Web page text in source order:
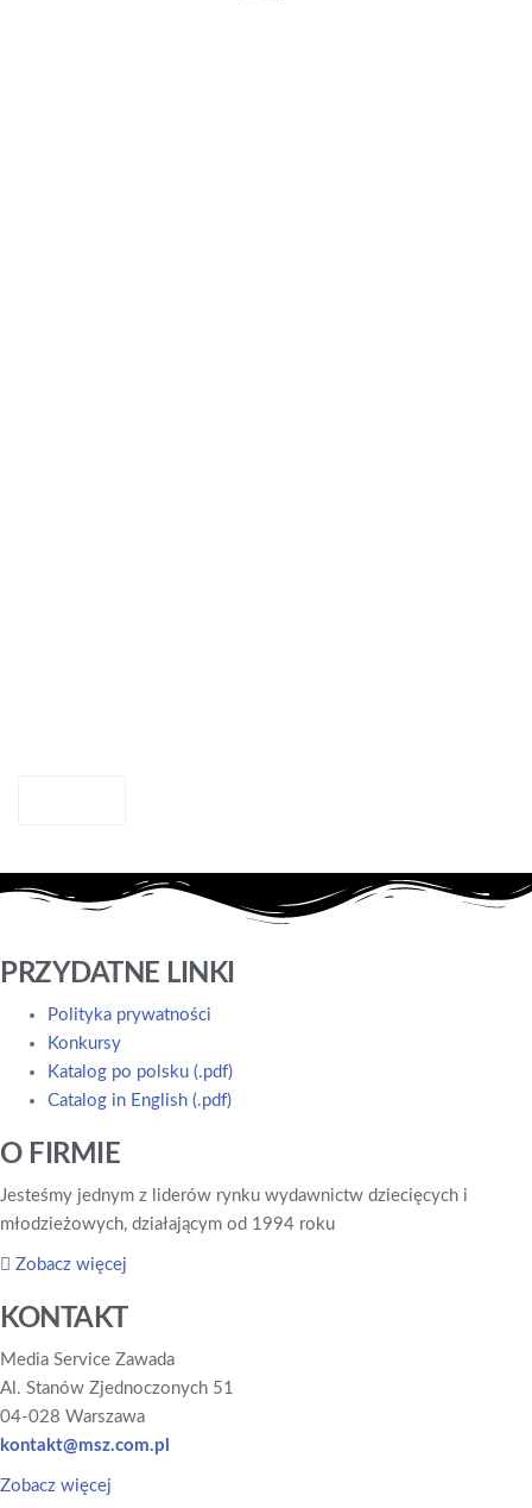
PRZYDATNE LINKI
Polityka prywatności
Konkursy
Katalog po polsku (.pdf)
Catalog in English (.pdf)
O FIRMIE
Jesteśmy jednym z liderów rynku wydawnictw dziecięcych i
młodzieżowych, działającym od 1994 roku
Zobacz więcej
KONTAKT
Media Service Zawada
Al. Stanów Zjednoczonych 51
04-028 Warszawa
kontakt@msz.com.pl
Zobacz więcej